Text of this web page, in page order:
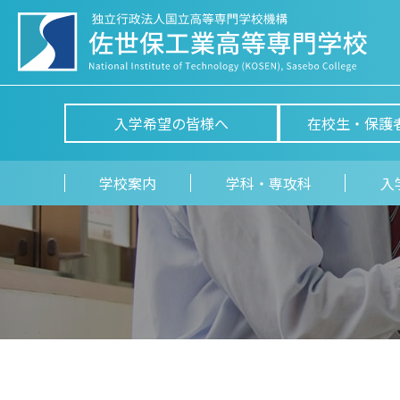
入学希望の皆様へ 在校生・保護
学校案内 学科・専攻科 入